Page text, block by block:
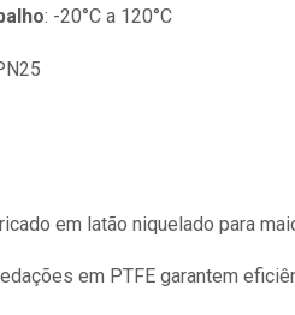
: -20°C a 120°C
em latão niquelado para
em PTFE garantem